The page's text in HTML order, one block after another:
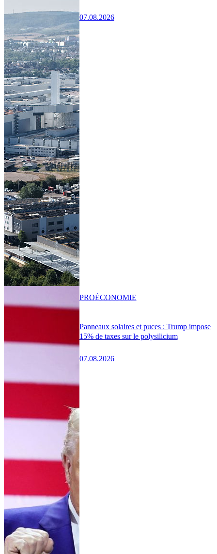
07.08.2026
Panneaux solaires et puces : Trump impose
15% de taxes sur le polysilicium
07.08.2026
PROÉCONOMIE